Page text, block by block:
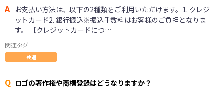
A お支払い方法は、以下の2種類をご利用いただけます。1. クレジ
ットカード2. 銀行振込※振込手数料はお客様のご負担となりま
す。 【クレジットカードにつ…
関連タグ
共通
Q ロゴの著作権や商標登録はどうなりますか？